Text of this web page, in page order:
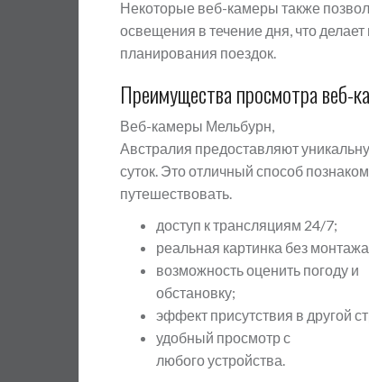
Некоторые веб-камеры также
освещения в течение дня, что
планирования поездок.
Преимущества просмотра веб-
Веб-камеры Мельбурн,
Австралия предоставляют
суток. Это отличный способ
путешествовать.
доступ к трансляциям 24/7;
реальная картинка без
возможность оценить погоду и
обстановку;
эффект присутствия в другой
удобный просмотр с
любого устройства.